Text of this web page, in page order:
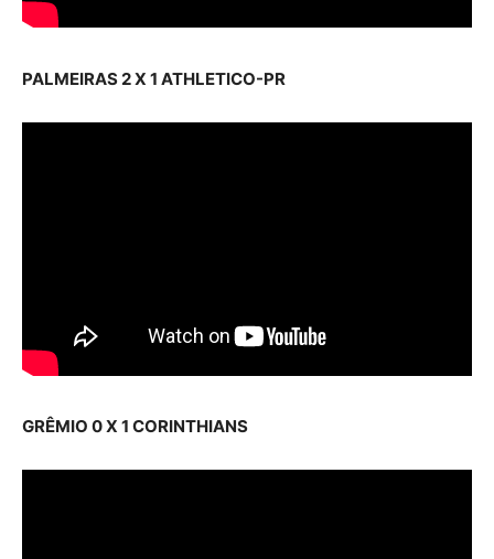
PALMEIRAS 2 X 1 ATHLETICO-PR
GRÊMIO 0 X 1 CORINTHIANS